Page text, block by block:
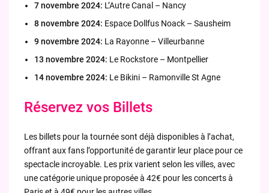
7 novembre 2024: L’Autre Canal – Nancy
8 novembre 2024: Espace Dollfus Noack – Sausheim
9 novembre 2024: La Rayonne – Villeurbanne
13 novembre 2024: Le Rockstore – Montpellier
14 novembre 2024: Le Bikini – Ramonville St Agne
Réservez vos Billets
Les billets pour la tournée sont déjà disponibles à l’achat,
offrant aux fans l’opportunité de garantir leur place pour ce
spectacle incroyable. Les prix varient selon les villes, avec
une catégorie unique proposée à 42€ pour les concerts à